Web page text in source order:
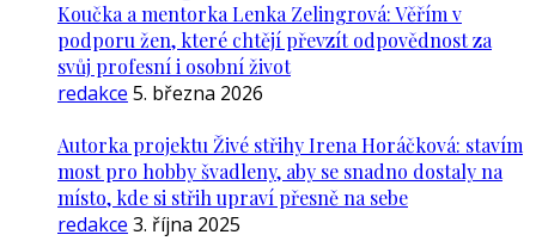
Koučka a mentorka Lenka Zelingrová: Věřím v
podporu žen, které chtějí převzít odpovědnost za
svůj profesní i osobní život
redakce 5. března 2026
Autorka projektu Živé střihy Irena Horáčková: stavím
most pro hobby švadleny, aby se snadno dostaly na
místo, kde si střih upraví přesně na sebe
redakce 3. října 2025